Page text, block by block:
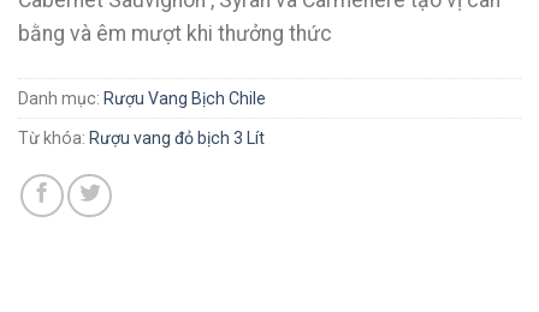
bằng và êm mượt khi thưởng thức
Danh mục: Rượu Vang Bịch Chile
Từ khóa: Rượu vang đỏ bịch 3 Lít